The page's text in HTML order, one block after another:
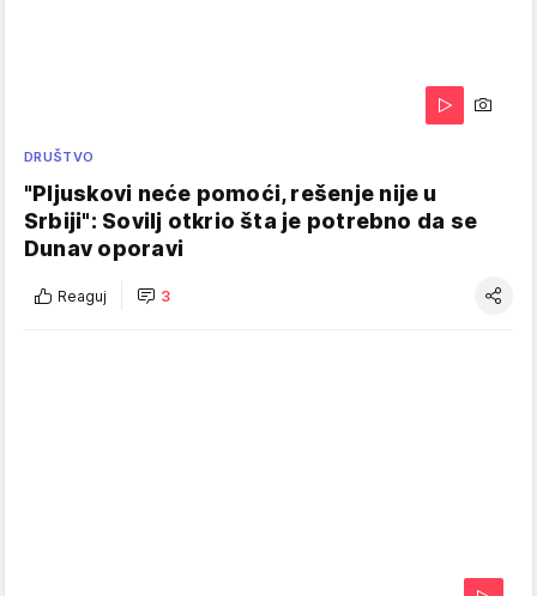
DRUŠTVO
"Pljuskovi neće pomoći, rešenje nije u
Srbiji": Sovilj otkrio šta je potrebno da se
Dunav oporavi
Reaguj 3